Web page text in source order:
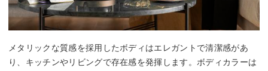
メタリックな質感を採用したボディはエレガントで清潔感があ
り、キッチンやリビングで存在感を発揮します。ボディカラーは